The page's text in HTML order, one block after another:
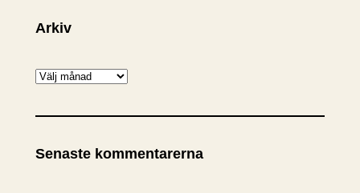
Arkiv
A
k
v
Senaste kommentarerna